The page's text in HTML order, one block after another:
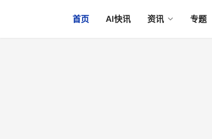
首页 AI快讯 资讯 专题